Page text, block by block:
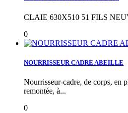
CLAIE 630X510 51 FILS
0
NOURRISSEUR CADRE ABEILLE
Nourrisseur-cadre, de corps, en
remontée, à...
0